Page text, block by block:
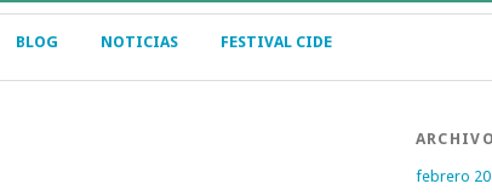
BLOG NOTICIAS FESTIVAL CIDE
febrero